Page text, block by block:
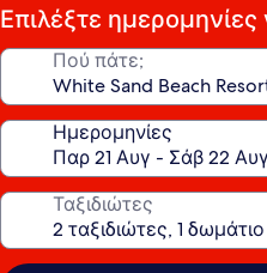
Επιλέξτε ημερομηνίες
Πού πάτε;
Ημερομηνίες
Ταξιδιώτες